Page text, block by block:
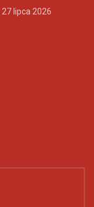
27 lipca 2026